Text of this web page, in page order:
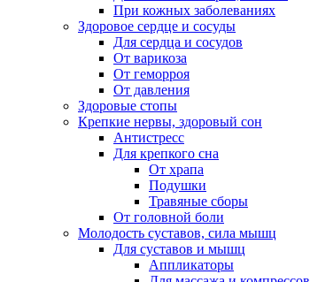
При кожных заболеваниях
Здоровое сердце и сосуды
Для сердца и сосудов
От варикоза
От геморроя
От давления
Здоровые стопы
Крепкие нервы, здоровый сон
Антистресс
Для крепкого сна
От храпа
Подушки
Травяные сборы
От головной боли
Молодость суставов, сила мышц
Для суставов и мышц
Аппликаторы